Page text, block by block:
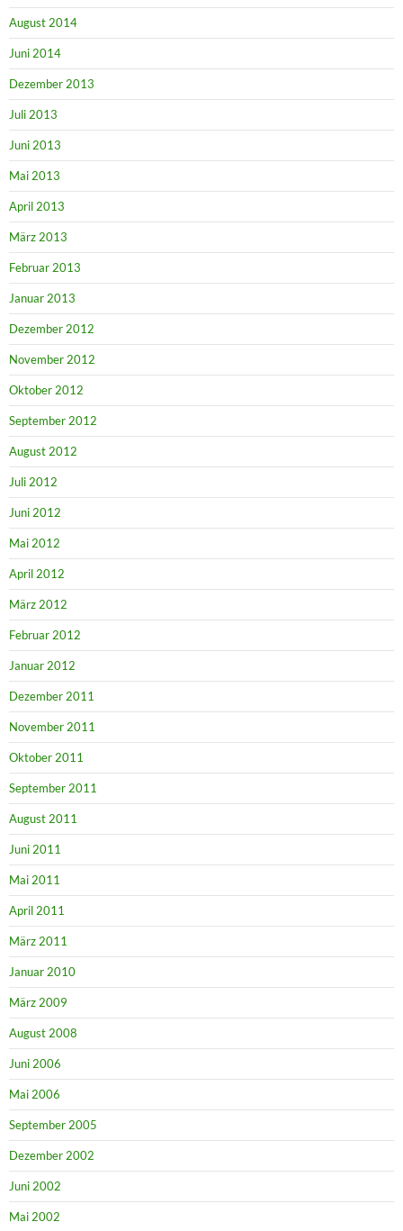
August 2014
Juni 2014
Dezember 2013
Juli 2013
Juni 2013
Mai 2013
April 2013
März 2013
Februar 2013
Januar 2013
Dezember 2012
November 2012
Oktober 2012
September 2012
August 2012
Juli 2012
Juni 2012
Mai 2012
April 2012
März 2012
Februar 2012
Januar 2012
Dezember 2011
November 2011
Oktober 2011
September 2011
August 2011
Juni 2011
Mai 2011
April 2011
März 2011
Januar 2010
März 2009
August 2008
Juni 2006
Mai 2006
September 2005
Dezember 2002
Juni 2002
Mai 2002